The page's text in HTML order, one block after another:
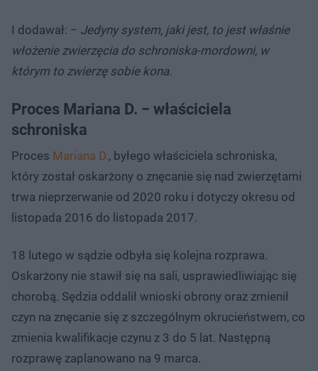
I dodawał: − Jedyny system, jaki jest, to jest właśnie
włożenie zwierzęcia do schroniska-mordowni, w
którym to zwierzę sobie kona.
Proces Mariana D. − właściciela
schroniska
Proces Mariana D., byłego właściciela schroniska,
który został oskarżony o znęcanie się nad zwierzętami
trwa nieprzerwanie od 2020 roku i dotyczy okresu od
listopada 2016 do listopada 2017.
18 lutego w sądzie odbyła się kolejna rozprawa.
Oskarżony nie stawił się na sali, usprawiedliwiając się
chorobą. Sędzia oddalił wnioski obrony oraz zmienił
czyn na znęcanie się z szczególnym okrucieństwem, co
zmienia kwalifikacje czynu z 3 do 5 lat. Następną
rozprawę zaplanowano na 9 marca.